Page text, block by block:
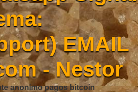
EMAIL
- Nestor
anonimo pagos bitcoin